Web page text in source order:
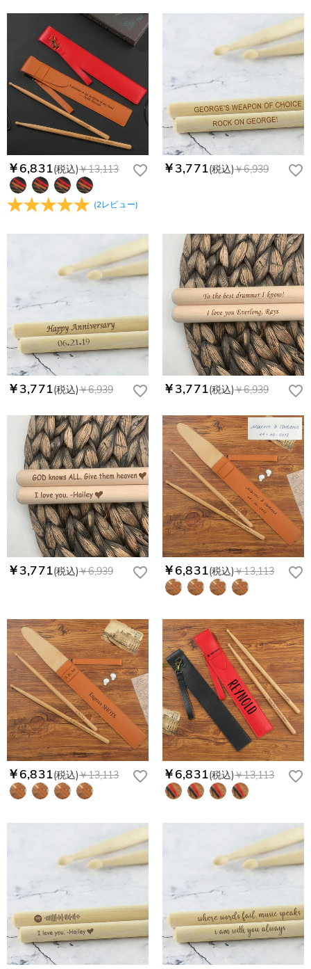
￥6,831(税込)￥13,113
(2レビュー)
￥3,771(税込)￥6,939
￥3,771(税込)￥6,939 ￥3,771(税込)￥6,939
￥3,771(税込)￥6,939 ￥6,831(税込)￥13,113
￥6,831(税込)￥13,113 ￥6,831(税込)￥13,113